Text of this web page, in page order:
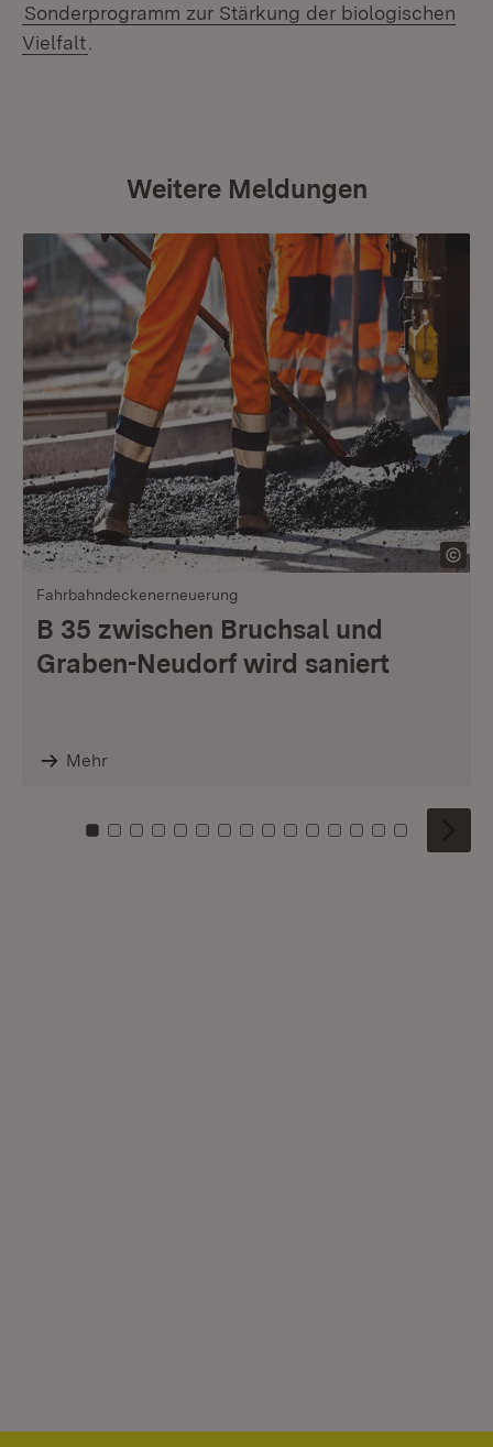
Sonderprogramm zur Stärkung der biologischen
Vielfalt
Weitere Meldungen
Fahrbahndeckenerneuerung
B 35 zwischen Bruchsal und
Graben-Neudorf wird saniert
Mehr
Zu Kachel: 0
Zu Kachel: 1
Zu Kachel: 2
Zu Kachel: 3
Zu Kachel: 4
Zu Kachel: 5
Zu Kachel: 6
Zu Kachel: 7
Zu Kachel: 8
Zu Kachel: 9
Zu Kachel: 10
Zu Kachel: 11
Zu Kachel: 12
Zu Kachel:
Zu